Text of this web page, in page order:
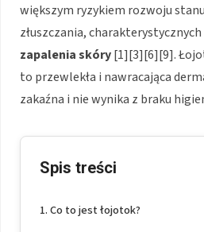
większym ryzykiem rozwoju
złuszczania, charakterystycznych
zapalenia skóry[1][3][6][9].
to przewlekła i nawracająca
zakaźna i nie wynika z braku
Spis treści
Co to jest łojotok?